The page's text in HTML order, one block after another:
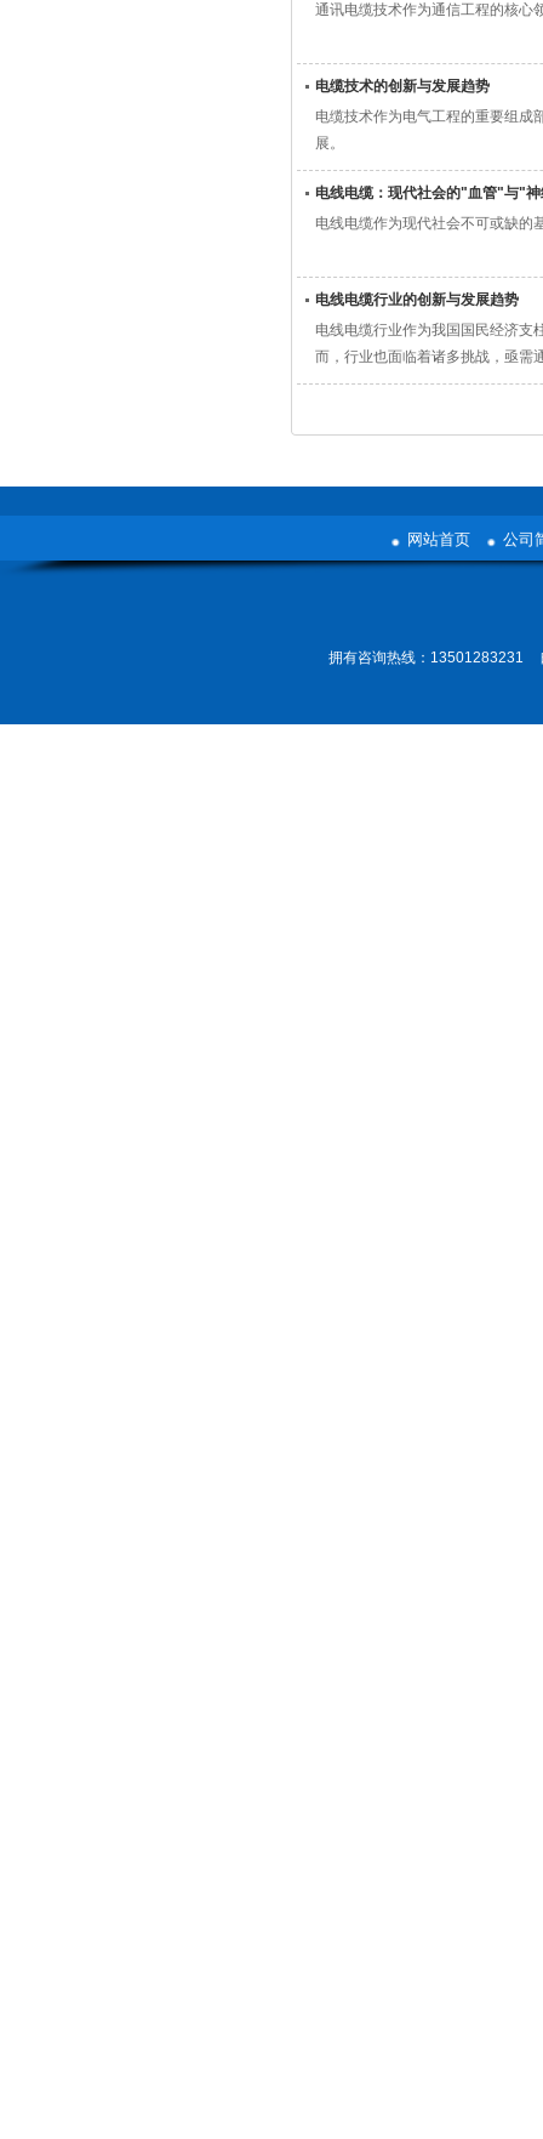
通讯电缆技术作为通信工程的核心
电缆技术的创新与发展趋势
电缆技术作为电气工程的重要组成
展。
电线电缆：现代社会的"血管"与"
电线电缆作为现代社会不可或缺的
电线电缆行业的创新与发展趋势
电线电缆行业作为我国国民经济支
而，行业也面临着诸多挑战，亟需
网站首页 公司
拥有咨询热线：13501283231